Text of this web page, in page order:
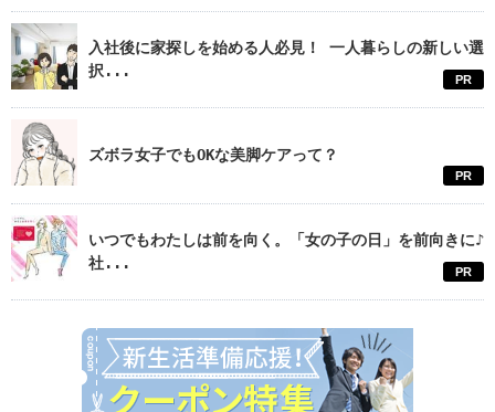
入社後に家探しを始める人必見！ 一人暮らしの新しい選
択...
PR
ズボラ女子でもOKな美脚ケアって？
PR
いつでもわたしは前を向く。「女の子の日」を前向きに♪
社...
PR